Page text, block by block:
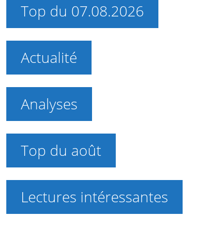
Top du 07.08.2026
Actualité
Analyses
Top du août
Lectures intéressantes